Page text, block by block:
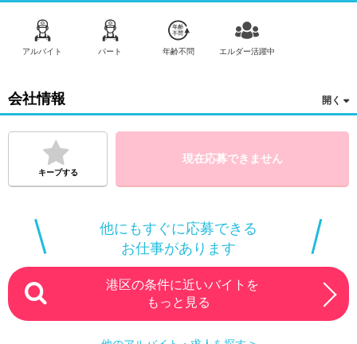
アルバイト パート 年齢不問 エルダー活躍中
会社情報
キープする
現在応募できません
他にもすぐに応募できる
お仕事があります
港区の条件に近いバイトを
もっと見る